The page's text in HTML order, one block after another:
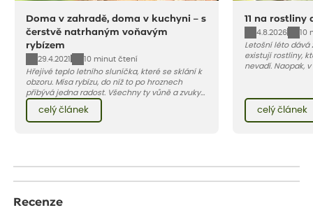
Doma v zahradě, doma v kuchyni – s
čerstvě natrhaným voňavým
rybízem
29.4.2021
10 minut čtení
Hřejivé teplo letního sluníčka, které se sklání k
obzoru. Mísa rybízu, do níž to po hroznech
přibývá jedna radost. Všechny ty vůně a zvuky
červencové zahrady. Sklizeň rybízu do kuchyně
vnese neuvěřitelný klid a radost. A taky trochu
bezstarostnosti dětství při mlsání babiččina
celý článek
11 na rostliny
4.8.2026
10
Letošní léto dává
existují rostliny,
nevadí. Naopak,
horké a suché
Pojďme se
celý článek
Recenze